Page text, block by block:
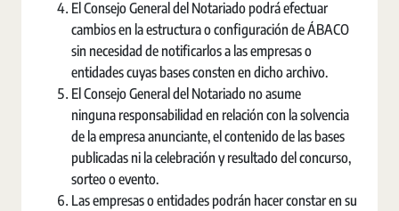
El Consejo General del Notariado podrá efectuar
cambios en la estructura o configuración de ÁBACO
sin necesidad de notificarlos a las empresas o
entidades cuyas bases consten en dicho archivo.
El Consejo General del Notariado no asume
ninguna responsabilidad en relación con la solvencia
de la empresa anunciante, el contenido de las bases
publicadas ni la celebración y resultado del concurso,
sorteo o evento.
Las empresas o entidades podrán hacer constar en su